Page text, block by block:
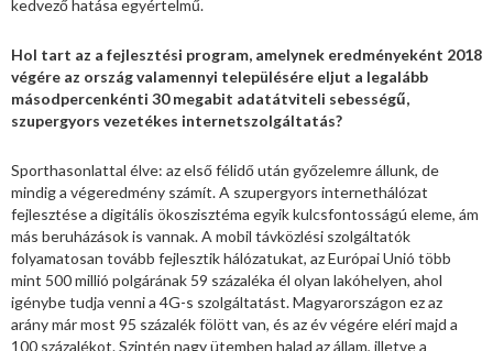
kedvező hatása egyértelmű.
Hol tart az a fejlesztési program, amelynek eredményeként 2018
végére az ország valamennyi településére eljut a legalább
másodpercenkénti 30 megabit adatátviteli sebességű,
szupergyors vezetékes internetszolgáltatás?
Sporthasonlattal élve: az első félidő után győzelemre állunk, de
mindig a végeredmény számít. A szupergyors internethálózat
fejlesztése a digitális ökoszisztéma egyik kulcsfontosságú eleme, ám
más beruházások is vannak. A mobil távközlési szolgáltatók
folyamatosan tovább fejlesztik hálózatukat, az Európai Unió több
mint 500 millió polgárának 59 százaléka él olyan lakóhelyen, ahol
igénybe tudja venni a 4G-s szolgáltatást. Magyarországon ez az
arány már most 95 százalék fölött van, és az év végére eléri majd a
100 százalékot. Szintén nagy ütemben halad az állam, illetve a